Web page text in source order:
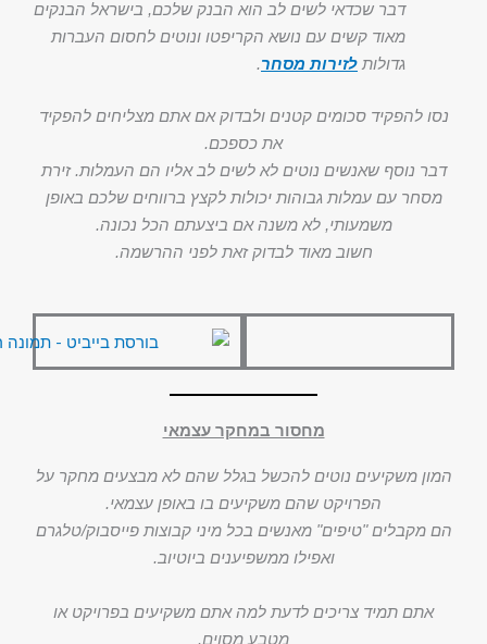
דבר שכדאי לשים לב הוא הבנק שלכם, בישראל הבנקים
מאוד קשים עם נושא הקריפטו ונוטים לחסום העברות
גדולותלזירות מסחר.
נסו להפקיד סכומים קטנים ולבדוק אם אתם מצליחים להפקיד
את כספכם.
דבר נוסף שאנשים נוטים לא לשים לב אליו הם העמלות. זירת
מסחר עם עמלות גבוהות יכולות לקצץ ברווחים שלכם באופן
משמעותי, לא משנה אם ביצעתם הכל נכונה.
חשוב מאוד לבדוק זאת לפני ההרשמה.
מחסור במחקר עצמאי
המון משקיעים נוטים להכשל בגלל שהם לא מבצעים מחקר על
הפרויקט שהם משקיעים בו באופן עצמאי.
הם מקבלים "טיפים" מאנשים בכל מיני קבוצות פייסבוק/טלגרם
ואפילו ממשפיענים ביוטיוב.
אתם תמיד צריכים לדעת למה אתם משקיעים בפרויקט או
מטבע מסוים.